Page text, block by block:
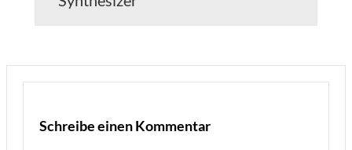
Schreibe einen Kommentar